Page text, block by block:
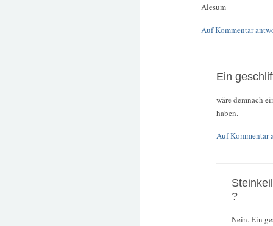
Alesum
Auf Kommentar
Ein
wäre demnach
haben.
Auf Kommentar
?
Nein. Ein